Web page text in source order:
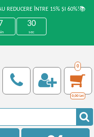
REDUCERE ÎNTRE 15% ȘI 60%!📚
30
sec
0
0,00 Lei